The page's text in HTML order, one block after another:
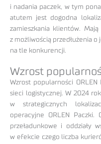
i nadania paczek, w tym
atutem jest dogodna
zamieszkania klientów.
z możliwością przedłużenia o
na tle konkurencji.
Wzrost
Wzrost popularności
sieci logistycznej. W 2024
w strategicznych
operacyjne ORLEN
przeładunkowe i oddziały
w efekcie czego liczba